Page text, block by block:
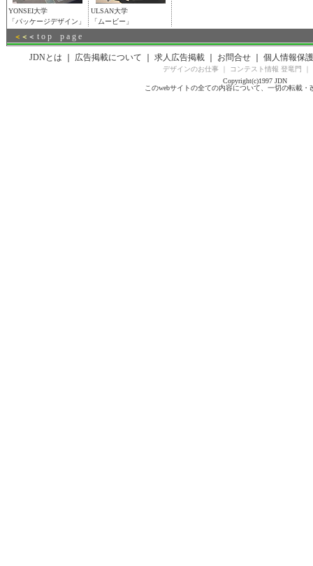
YONSEI大学
「パッケージデザイン」
ULSAN大学
「ムービー」
＜ ＜ ＜ t o p p a g e
JDNとは 広告掲載について 求人広告掲載｜ お問合せ｜ 個人情報保
デザインのお仕事｜ コンテスト情報 登竜門
Copyright(c)1997 JDN
このwebサイトの全ての内容について、一切の転載・